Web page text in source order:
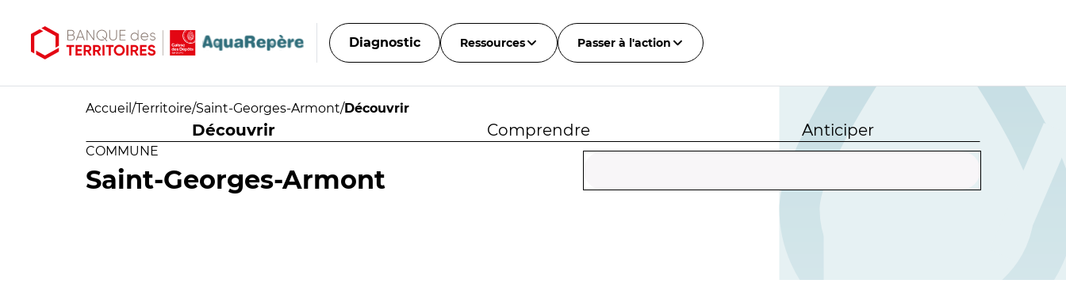
Diagnostic Ressources Passer à l'action
Accueil /Territoire/Saint-Georges-Armont/Découvrir
Découvrir Comprendre Anticiper
COMMUNE
Saint-Georges-Armont